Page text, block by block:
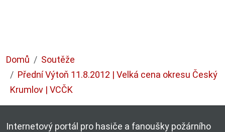
Domů
Soutěže
Přední Výtoň 11.8.2012 | Velká cena okresu Český
Krumlov | VCČK
Internetový portál pro hasiče a fanoušky požárního